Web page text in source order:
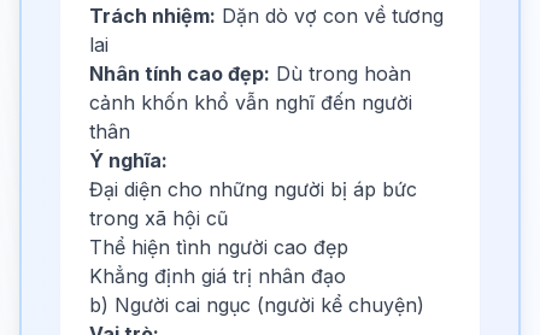
Trách nhiệm: Dặn dò vợ con về tương
lai
Nhân tính cao đẹp: Dù trong hoàn
cảnh khốn khổ vẫn nghĩ đến người
thân
Ý nghĩa:
Đại diện cho những người bị áp bức
trong xã hội cũ
Thể hiện tình người cao đẹp
Khẳng định giá trị nhân đạo
b) Người cai ngục (người kể chuyện)